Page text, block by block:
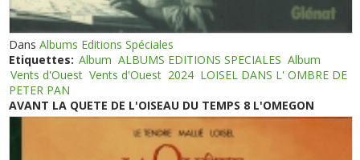
DansAlbums Editions Spéciales
Etiquettes: Album ALBUMS EDITIONS SPECIALES Album
Vents d'Ouest Vents d'Ouest 2024 LOISEL DANS L' OMBRE DE
PETER PAN
AVANT LA QUETE DE L'OISEAU DU TEMPS 8 L'OMEGON